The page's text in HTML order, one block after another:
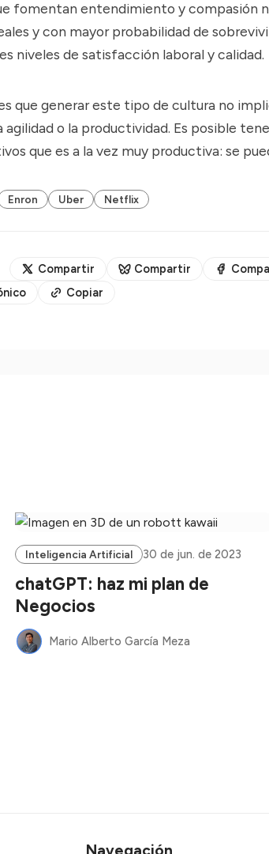
fomentan entendimiento y compasión
y con mayor probabilidad de
niveles de satisfacción laboraly calidad.
que generar este tipo de cultura no
o la productividad. Es posible
que es a la vez muy productiva: se
Enron Uber Netflix
Compartir Compartir
Copiar
Inteligencia Artificial 30 de jun. de 2023
chatGPT: haz mi plan de
Negocios
Mario Alberto García Meza
Navegación